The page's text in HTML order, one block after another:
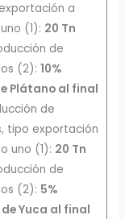
a
(1): 20 Tn
de
(2): 10%
Plátano al final
de
tipo exportación
uno (1): 20 Tn
de
(2): 5%
Yuca al final